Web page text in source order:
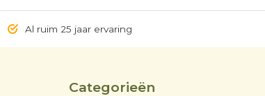
Al ruim 25 jaar ervaring
Categorieën